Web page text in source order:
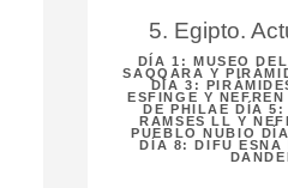
5. Egipto.
DÍA 1: MUSEO
SAQQARA Y
DÍA 3:
ESFINGE Y
DE PHILAE DÍA
RAMSES LL Y
PUEBLO NUBIO
DÍA 8: DIFU ESNA